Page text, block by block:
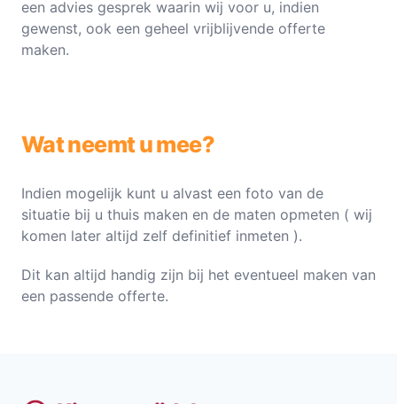
een advies gesprek waarin wij voor u, indien
gewenst, ook een geheel vrijblijvende offerte
maken.
Wat neemt u mee?
Indien mogelijk kunt u alvast een foto van de
situatie bij u thuis maken en de maten opmeten ( wij
komen later altijd zelf definitief inmeten ).
Dit kan altijd handig zijn bij het eventueel maken van
een passende offerte.